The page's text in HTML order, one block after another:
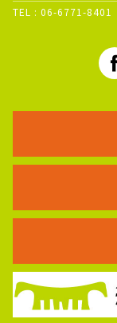
TEL : 06-6771-8401